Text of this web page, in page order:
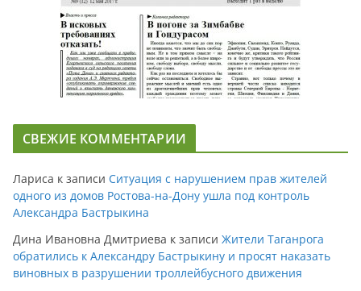
СВЕЖИЕ КОММЕНТАРИИ
Лариса к записи Ситуация с нарушением прав жителей
одного из домов Ростова-на-Дону ушла под контроль
Александра Бастрыкина
Дина Ивановна Дмитриева к записи Жители Таганрога
обратились к Александру Бастрыкину и просят наказать
виновных в разрушении троллейбусного движения